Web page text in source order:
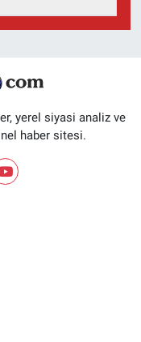
yerel siyasi analiz ve
haber sitesi.